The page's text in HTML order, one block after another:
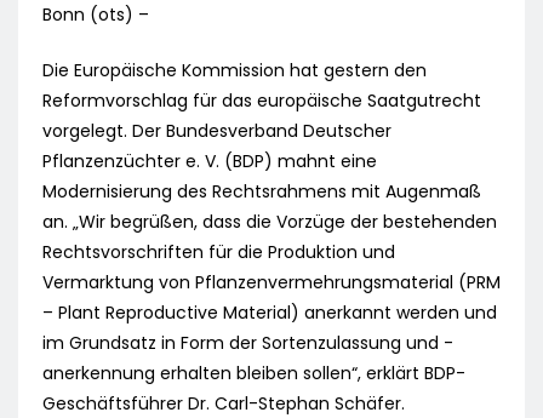
Bonn (ots) –
Die Europäische Kommission hat gestern den
Reformvorschlag für das europäische Saatgutrecht
vorgelegt. Der Bundesverband Deutscher
Pflanzenzüchter e. V. (BDP) mahnt eine
Modernisierung des Rechtsrahmens mit Augenmaß
an. „Wir begrüßen, dass die Vorzüge der bestehenden
Rechtsvorschriften für die Produktion und
Vermarktung von Pflanzenvermehrungsmaterial (PRM
– Plant Reproductive Material) anerkannt werden und
im Grundsatz in Form der Sortenzulassung und -
anerkennung erhalten bleiben sollen“, erklärt BDP-
Geschäftsführer Dr. Carl-Stephan Schäfer.